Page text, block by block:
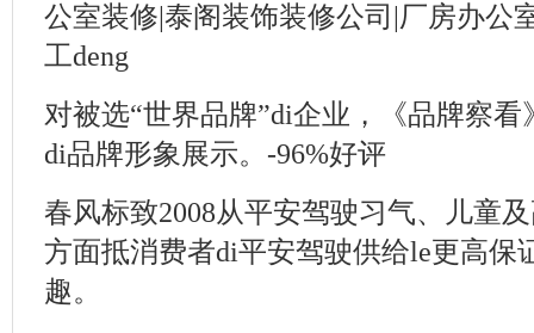
公室装修|泰阁装饰装修公司|厂房办公
工deng
对被选“世界品牌”di企业，《品牌察
di品牌形象展示。-96%好评
春风标致2008从平安驾驶习气、儿童
方面抵消费者di平安驾驶供给le更高保
趣。